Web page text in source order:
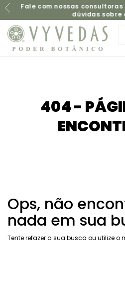
Fale com nossas consultoras
dúvidas sobre
404 -
Ops, não
nada em sua
Tente refazer a sua busca ou utilize